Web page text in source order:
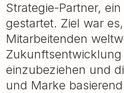
Strategie-Partner,
gestartet. Ziel war
Mitarbeitenden
einzubeziehen und
und Marke